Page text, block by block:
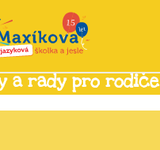
a rady pro rodiče